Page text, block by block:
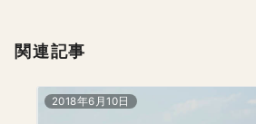
関連記事
2018年6月10日